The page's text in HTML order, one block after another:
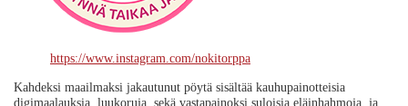
https://www.instagram.com/nokitorppa
Kahdeksi maailmaksi jakautunut pöytä sisältää kauhupainotteisia
digimaalauksia, luukoruja, sekä vastapainoksi suloisia eläinhahmoja, ja